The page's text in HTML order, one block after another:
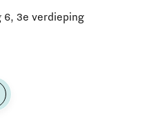
6, 3e verdieping